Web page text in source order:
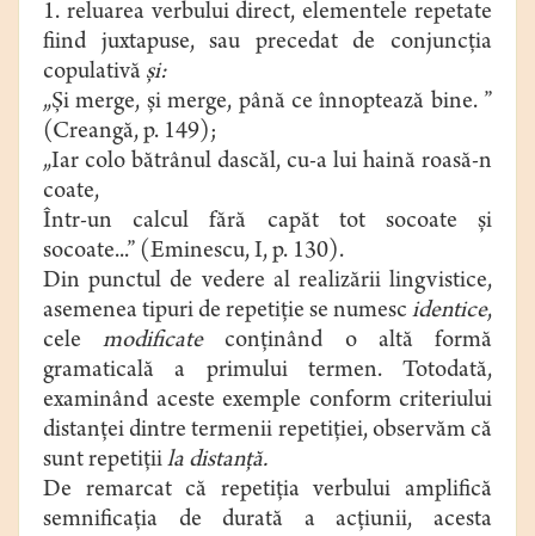
1. reluarea verbului direct, elementele repetate
fiind juxtapuse, sau precedat de conjuncţia
copulativă şi:
„Şi merge, şi merge, până ce înnoptează bine. ”
(Creangă, p. 149);
„Iar colo bătrânul dascăl, cu-a lui haină roasă-n
coate,
Într-un calcul fără capăt tot socoate şi
socoate...” (Eminescu, I, p. 130).
Din punctul de vedere al realizării lingvistice,
asemenea tipuri de repetiţie se numesc identice,
celemodificateconţinând o altă formă
gramaticală a primului termen. Totodată,
examinând aceste exemple conform criteriului
distanţei dintre termenii repetiţiei, observăm că
sunt repetiţiila distanţă.
De remarcat că repetiţia verbului amplifică
semnificaţia de durată a acţiunii, acesta